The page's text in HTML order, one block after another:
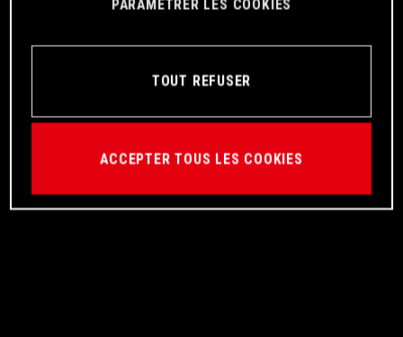
PARAMÉTRER LES COOKIES
TOUT REFUSER
ACCEPTER TOUS LES COOKIES